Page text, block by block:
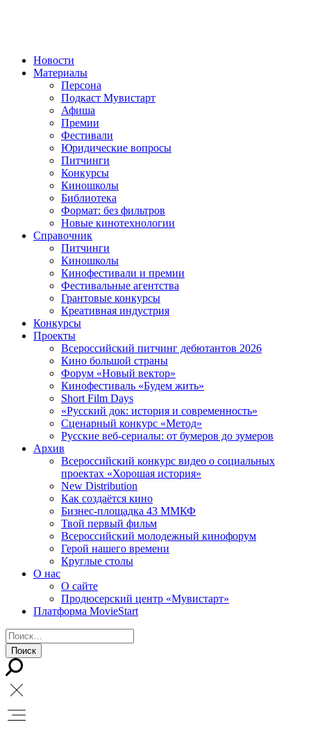
Новости
Материалы
Персона
Подкаст Мувистарт
Афиша
Премии
Фестивали
Юридические вопросы
Питчинги
Конкурсы
Киношколы
Библиотека
Формат: без фильтров
Новые кинотехнологии
Справочник
Питчинги
Киношколы
Кинофестивали и премии
Фестивальные агентства
Грантовые конкурсы
Креативная индустрия
Конкурсы
Проекты
Всероссийский питчинг дебютантов 2026
Кино большой страны
Форум «Новый вектор»
Кинофестиваль «Будем жить»
Short Film Days
«Русский док: история и современность»
Сценарный конкурс «Метод»
Русские веб-сериалы: от бумеров до зумеров
Архив
Всероссийский конкурс видео о социальных
проектах «Хорошая история»
New Distribution
Как создаётся кино
Бизнес-площадка 43 ММКФ
Твой первый фильм
Всероссийский молодежный кинофорум
Герой нашего времени
Круглые столы
О нас
О сайте
Продюсерский центр «Мувистарт»
Платформа MovieStart